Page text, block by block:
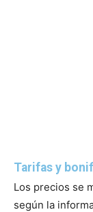
Tarifas y
Los precios se
según la